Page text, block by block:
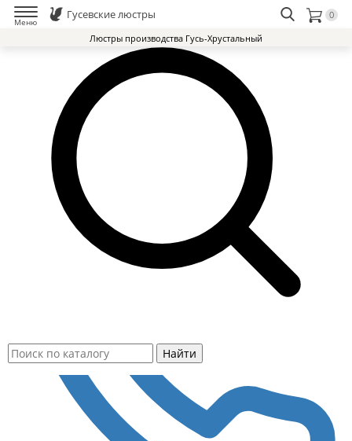
Люстры Гусь-Хрустальный Завод
Доставка и оплата
Избранное
Контакты
Меню
Гусевские люстры
0
Люстры производства Гусь-Хрустальный
Найти